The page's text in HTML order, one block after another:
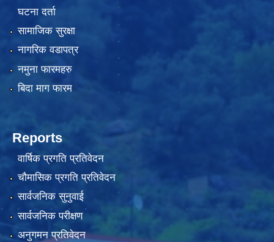
घटना दर्ता
सामाजिक सुरक्षा
नागरिक वडापत्र
नमुना फारमहरु
बिदा माग फारम
Reports
वार्षिक प्रगति प्रतिवेदन
चौमासिक प्रगति प्रतिवेदन
सार्वजनिक सुनुवाई
सार्वजनिक परीक्षण
अनुगमन प्रतिवेदन